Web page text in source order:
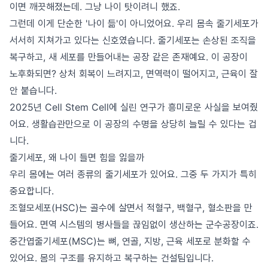
이면 깨끗해졌는데. 그냥 나이 탓이려니 했죠.
그런데 이게 단순한 '나이 듦'이 아니었어요. 우리 몸속 줄기세포가
서서히 지쳐가고 있다는 신호였습니다. 줄기세포는 손상된 조직을
복구하고, 새 세포를 만들어내는 공장 같은 존재예요. 이 공장이
노후화되면? 상처 회복이 느려지고, 면역력이 떨어지고, 근육이 잘
안 붙습니다.
2025년 Cell Stem Cell에 실린 연구가 흥미로운 사실을 보여줬
어요. 생활습관만으로 이 공장의 수명을 상당히 늘릴 수 있다는 겁
니다.
줄기세포, 왜 나이 들면 힘을 잃을까
우리 몸에는 여러 종류의 줄기세포가 있어요. 그중 두 가지가 특히
중요합니다.
조혈모세포(HSC)는 골수에 살면서 적혈구, 백혈구, 혈소판을 만
들어요. 면역 시스템의 병사들을 끊임없이 생산하는 군수공장이죠.
중간엽줄기세포(MSC)는 뼈, 연골, 지방, 근육 세포로 분화할 수
있어요. 몸의 구조를 유지하고 복구하는 건설팀입니다.